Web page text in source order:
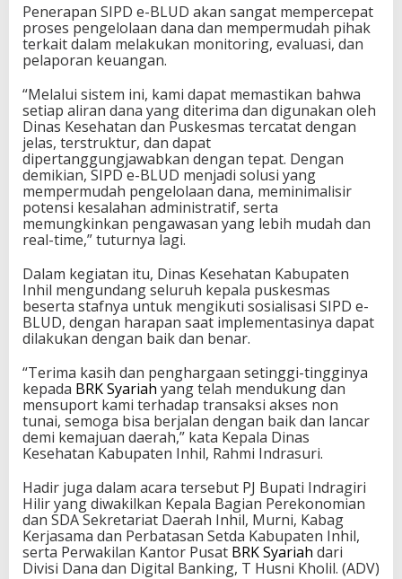
Penerapan SIPD e-BLUD akan sangat mempercepat
proses pengelolaan dana dan mempermudah pihak
terkait dalam melakukan monitoring, evaluasi, dan
pelaporan keuangan.
“Melalui sistem ini, kami dapat memastikan bahwa
setiap aliran dana yang diterima dan digunakan oleh
Dinas Kesehatan dan Puskesmas tercatat dengan
jelas, terstruktur, dan dapat
dipertanggungjawabkan dengan tepat. Dengan
demikian, SIPD e-BLUD menjadi solusi yang
mempermudah pengelolaan dana, meminimalisir
potensi kesalahan administratif, serta
memungkinkan pengawasan yang lebih mudah dan
real-time,” tuturnya lagi.
Dalam kegiatan itu, Dinas Kesehatan Kabupaten
Inhil mengundang seluruh kepala puskesmas
beserta stafnya untuk mengikuti sosialisasi SIPD e-
BLUD, dengan harapan saat implementasinya dapat
dilakukan dengan baik dan benar.
“Terima kasih dan penghargaan setinggi-tingginya
kepada BRK Syariah yang telah mendukung dan
mensuport kami terhadap transaksi akses non
tunai, semoga bisa berjalan dengan baik dan lancar
demi kemajuan daerah,” kata Kepala Dinas
Kesehatan Kabupaten Inhil, Rahmi Indrasuri.
Hadir juga dalam acara tersebut PJ Bupati Indragiri
Hilir yang diwakilkan Kepala Bagian Perekonomian
dan SDA Sekretariat Daerah Inhil, Murni, Kabag
Kerjasama dan Perbatasan Setda Kabupaten Inhil,
serta Perwakilan Kantor Pusat BRK Syariah dari
Divisi Dana dan Digital Banking, T Husni Kholil. (ADV)